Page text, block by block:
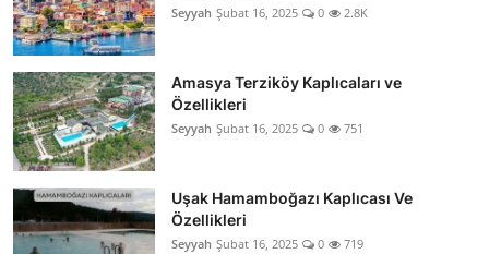
Seyyah Şubat 16, 2025 0 2.8K
Amasya Terziköy Kaplıcaları ve
Özellikleri
Seyyah Şubat 16, 2025 0 751
Uşak Hamamboğazı Kaplıcası Ve
Özellikleri
Seyyah Şubat 16, 2025 0 719